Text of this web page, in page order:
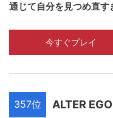
通じて自分を見つめ直す
今すぐプレイ
357位 ALTER